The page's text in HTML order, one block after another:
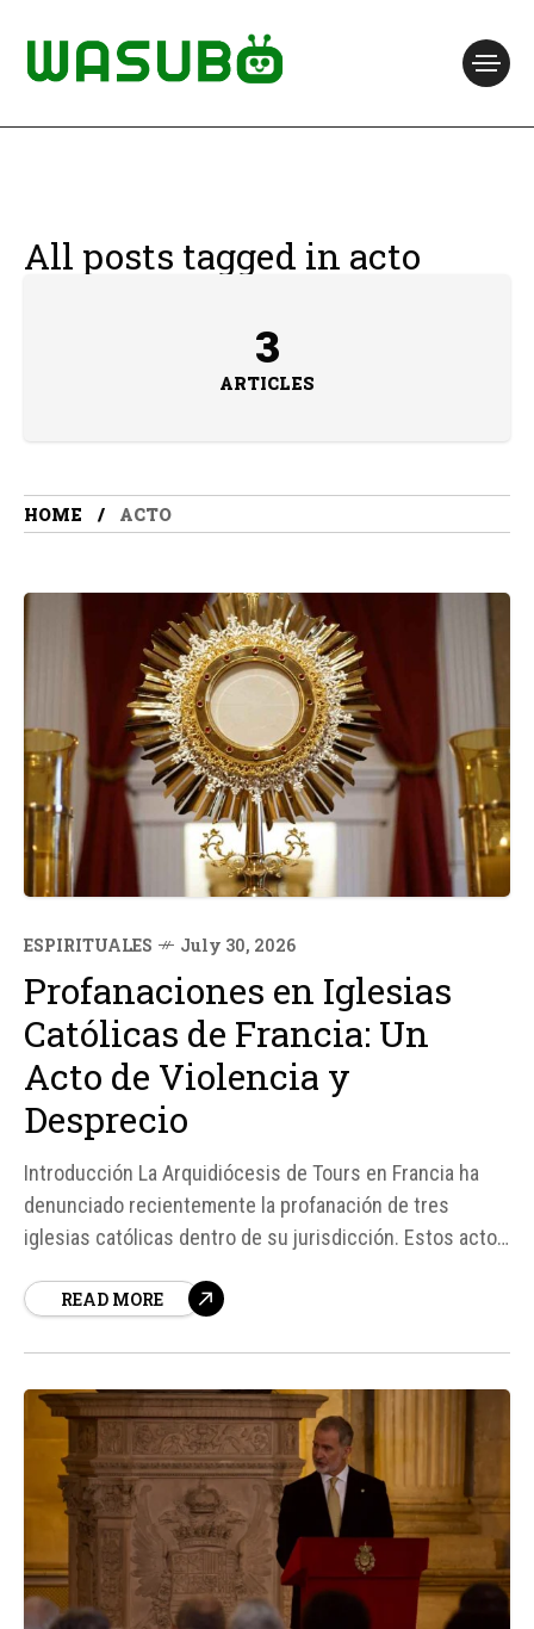
All posts tagged in acto
3
ARTICLES
HOME ACTO
ESPIRITUALES July 30, 2026
Profanaciones en Iglesias
Católicas de Francia: Un
Acto de Violencia y
Desprecio
Introducción La Arquidiócesis de Tours en Francia ha
denunciado recientemente la profanación de tres
iglesias católicas dentro de su jurisdicción. Estos actos
sagrados, así como la profanación del Santísimo
READ MORE